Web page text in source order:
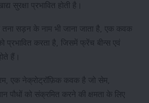
सुरक्षा प्रभावित होती है।
सड़न के नाम भी जाना जाता है, एक कवक
प्रभावित करता है, जिसमें फ्रेंच बीन्स एवं
हैं।
एक नेक्रोट्रॉफ़िक कवक है जो सेम,
पौधों को संक्रमित करने की क्षमता के लिए